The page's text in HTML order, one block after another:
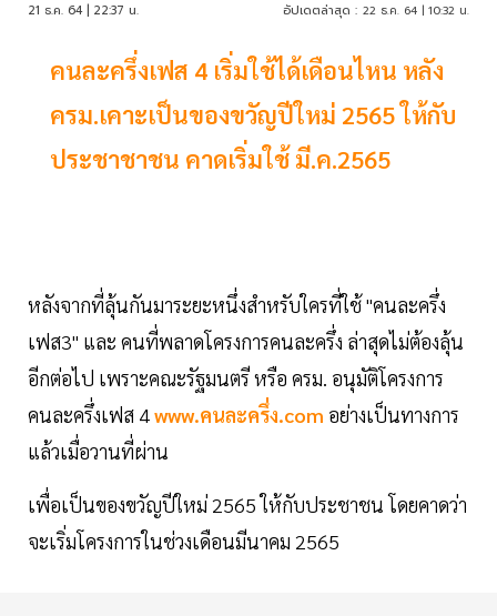
21 ธ.ค. 64 | 22:37 น. อัปเดตล่าสุด : 22 ธ.ค. 64 | 10:32 น.
คนละครึ่งเฟส 4 เริ่มใช้ได้เดือนไหน หลัง
ครม.เคาะเป็นของขวัญปีใหม่ 2565 ให้กับ
ประชาชาชน คาดเริ่มใช้ มี.ค.2565
หลังจากที่ลุ้นกันมาระยะหนึ่งสำหรับใครที่ใช้ "คนละครึ่ง
เฟส3" และ คนที่พลาดโครงการคนละครึ่ง ล่าสุดไม่ต้องลุ้น
อีกต่อไป เพราะคณะรัฐมนตรี หรือ ครม. อนุมัติโครงการ
คนละครึ่งเฟส 4www.คนละครึ่ง.com อย่างเป็นทางการ
แล้วเมื่อวานที่ผ่าน
เพื่อเป็นของขวัญปีใหม่ 2565 ให้กับประชาชน โดยคาดว่า
จะเริ่มโครงการในช่วงเดือนมีนาคม 2565